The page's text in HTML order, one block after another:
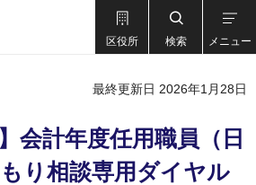
区役所 検索 メニュー
最終更新日 2026年1月28日
会計年度任用職員（日
り相談専用ダイヤル